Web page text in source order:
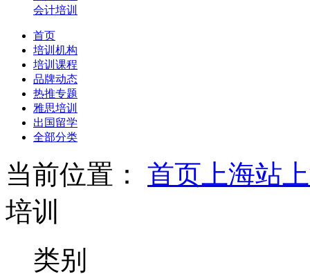
会计培训
首页
培训机构
培训课程
品牌动态
热推专题
雅思培训
出国留学
全部分类
当前位置： 首页 上海站
培训
类别